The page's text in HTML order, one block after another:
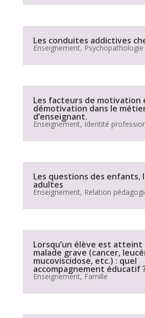
Les conduites addictives
Enseignement, Psychopathologie
Les facteurs de motivation
démotivation dans le
d’enseignant.
Enseignement, Identité
Les questions des enfants,
adultes
Enseignement, Relation
Lorsqu’un élève est atteint
malade grave (cancer,
mucoviscidose, etc.) : quel
accompagnement éducatif
Enseignement, Famille